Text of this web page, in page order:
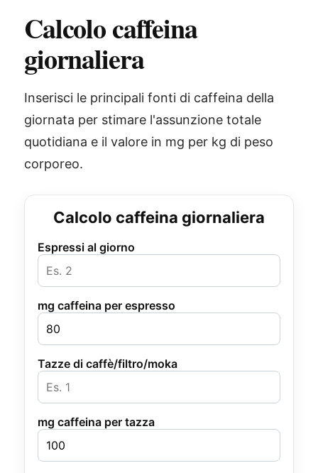
Calcolo caffeina
giornaliera
Inserisci le principali fonti di caffeina della
giornata per stimare l'assunzione totale
quotidiana e il valore in mg per kg di peso
corporeo.
Calcolo caffeina giornaliera
Espressi al giorno
mg caffeina per espresso
Tazze di caffè/filtro/moka
mg caffeina per tazza